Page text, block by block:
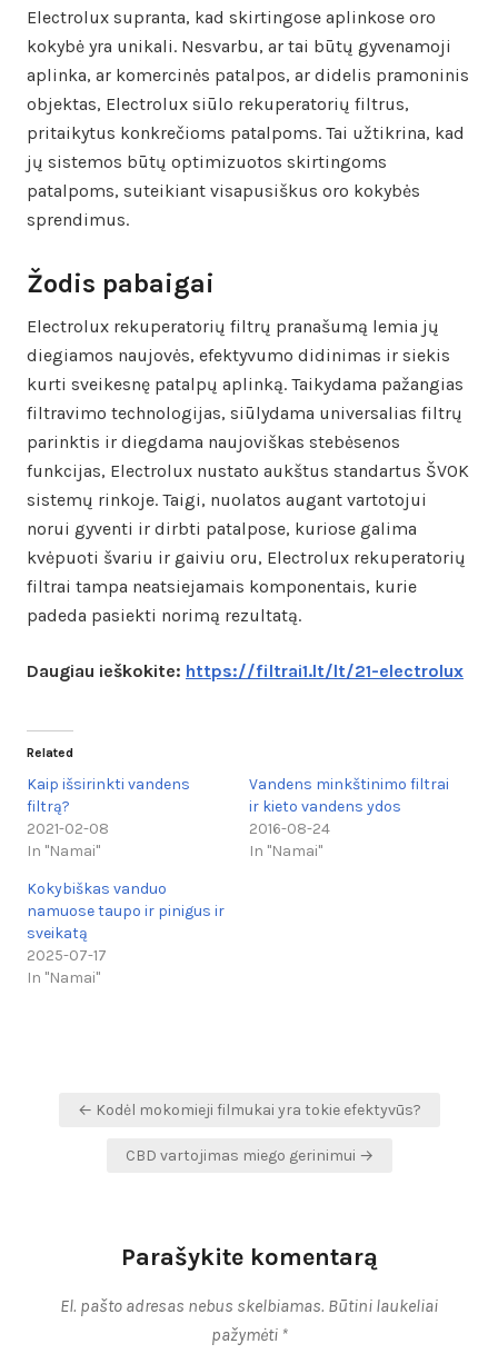
Electrolux supranta, kad skirtingose aplinkose oro
kokybė yra unikali. Nesvarbu, ar tai būtų gyvenamoji
aplinka, ar komercinės patalpos, ar didelis pramoninis
objektas, Electrolux siūlo rekuperatorių filtrus,
pritaikytus konkrečioms patalpoms. Tai užtikrina, kad
jų sistemos būtų optimizuotos skirtingoms
patalpoms, suteikiant visapusiškus oro kokybės
sprendimus.
Žodis pabaigai
Electrolux rekuperatorių filtrų pranašumą lemia jų
diegiamos naujovės, efektyvumo didinimas ir siekis
kurti sveikesnę patalpų aplinką. Taikydama pažangias
filtravimo technologijas, siūlydama universalias filtrų
parinktis ir diegdama naujoviškas stebėsenos
funkcijas, Electrolux nustato aukštus standartus ŠVOK
sistemų rinkoje. Taigi, nuolatos augant vartotojui
norui gyventi ir dirbti patalpose, kuriose galima
kvėpuoti švariu ir gaiviu oru, Electrolux rekuperatorių
filtrai tampa neatsiejamais komponentais, kurie
padeda pasiekti norimą rezultatą.
Daugiau ieškokite: https://filtrai1.lt/lt/21-electrolux
Related
Kaip išsirinkti vandens
filtrą?
2021-02-08
In "Namai"
Vandens minkštinimo filtrai
ir kieto vandens ydos
2016-08-24
In "Namai"
Kokybiškas vanduo
namuose taupo ir pinigus ir
sveikatą
2025-07-17
In "Namai"
Navigacija
← Kodėl mokomieji filmukai yra tokie efektyvūs?
CBD vartojimas miego gerinimui →
Parašykite komentarą
El. pašto adresas nebus skelbiamas. Būtini laukeliai
pažymėti *